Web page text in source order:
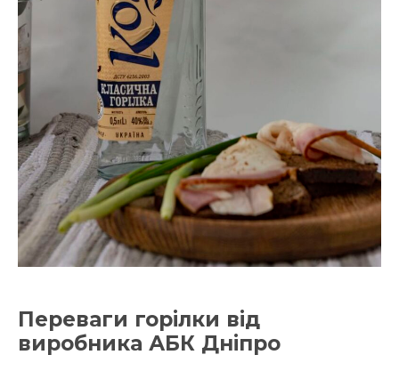
Переваги горілки від
виробника АБК Дніпро